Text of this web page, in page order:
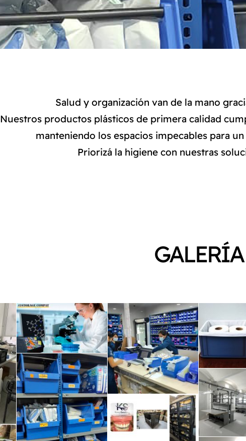
Salud y organización van de la mano
Nuestros productos plásticos de primera calidad
manteniendo los espacios impecables para
Priorizá la higiene con nuestras
GALERÍA